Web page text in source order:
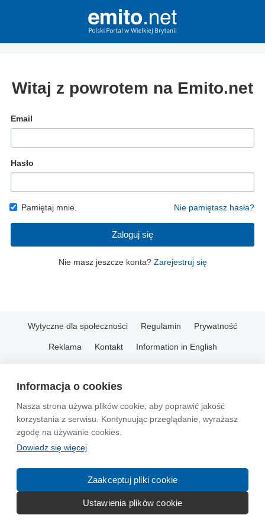
Informacja o cookies
Nasza strona używa plików cookie, aby poprawić jakość
korzystania z serwisu. Kontynuując przeglądanie, wyrażasz
zgodę na używanie cookies.
Dowiedz się więcej
Zaakceptuj pliki cookie
Ustawienia plików cookie
Witaj z powrotem na Emito.net
Email
Hasło
Pamiętaj mnie. Nie pamiętasz hasła?
Zaloguj się
Nie masz jeszcze konta? Zarejestruj się
Wytyczne dla społeczności Regulamin Prywatność
Reklama Kontakt Information in English